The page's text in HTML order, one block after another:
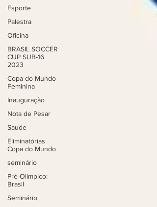
Esporte
Palestra
Oficina
BRASIL SOCCER
CUP SUB-16
2023
Copa do Mundo
Feminina
Inauguração
Nota de Pesar
Saude
Eliminatórias
Copa do Mundo
seminário
Pré-Olímpico:
Brasil
Seminário